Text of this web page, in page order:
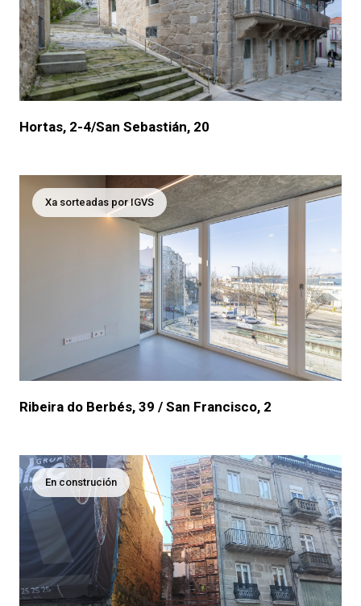
Hortas, 2-4/San Sebastián, 20
Xa sorteadas por IGVS
Ribeira do Berbés, 39 / San Francisco, 2
En construción